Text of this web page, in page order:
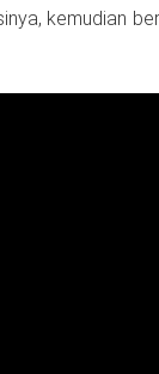
kemudian